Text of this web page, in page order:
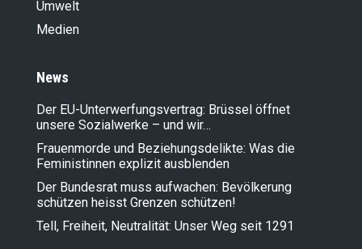
Umwelt
Medien
News
Der EU-Unterwerfungsvertrag: Brüssel öffnet
unsere Sozialwerke – und wir…
Frauenmorde und Beziehungsdelikte: Was die
Feministinnen explizit ausblenden
Der Bundesrat muss aufwachen: Bevölkerung
schützen heisst Grenzen schützen!
Tell, Freiheit, Neutralität: Unser Weg seit 1291